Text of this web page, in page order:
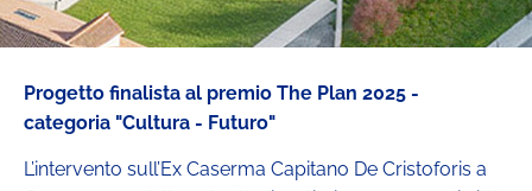
Progetto finalista al premio The Plan 2025 -
categoria "Cultura - Futuro"
L’intervento sull’Ex Caserma Capitano De Cristoforis a